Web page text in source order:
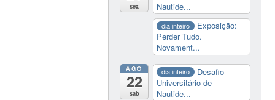
sex
Nautide...
dia inteiro
Exposição:
Perder Tudo.
Novament...
AGO
22
sáb
dia inteiro
Desafio
Universitário de
Nautide...